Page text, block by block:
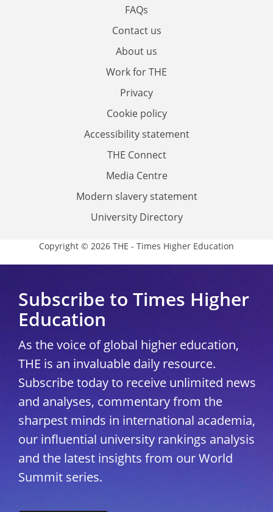
FAQs
Contact us
About us
Work for THE
Privacy
Cookie policy
Accessibility statement
THE Connect
Media Centre
Modern slavery statement
University Directory
Copyright © 2026 THE - Times Higher Education
Subscribe to Times Higher
Education
As the voice of global higher education,
THE is an invaluable daily resource.
Subscribe today to receive unlimited news
and analyses, commentary from the
sharpest minds in international academia,
our influential university rankings analysis
and the latest insights from our World
Summit series.